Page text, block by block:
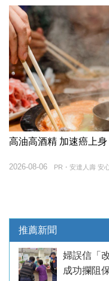
高油高酒精 加速癌上身
PR・安達人壽 安
2026-08-06
推薦新聞
婦誤信「
成功攔阻